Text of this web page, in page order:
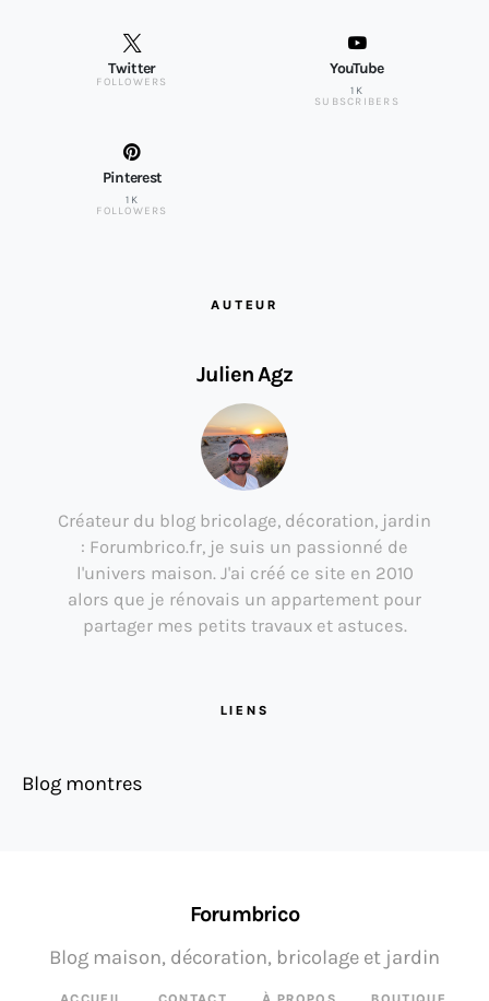
Twitter
FOLLOWERS
YouTube
1K
SUBSCRIBERS
Pinterest
1K
FOLLOWERS
AUTEUR
Julien Agz
Créateur du blog bricolage, décoration, jardin
: Forumbrico.fr, je suis un passionné de
l'univers maison. J'ai créé ce site en 2010
alors que je rénovais un appartement pour
partager mes petits travaux et astuces.
LIENS
Blog montres
Forumbrico
Blog maison, décoration, bricolage et jardin